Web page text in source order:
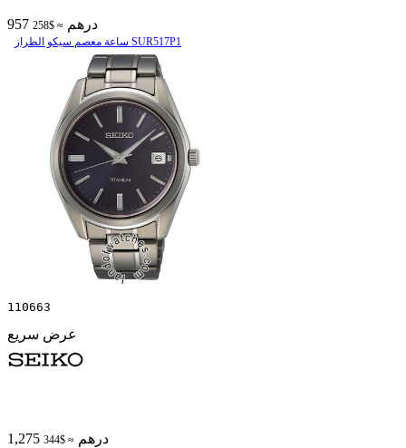
957 درهم ≈ $258
ساعة معصم سیکو الطراز SUR517P1
110663
عرض سريع
1,275 درهم ≈ $344